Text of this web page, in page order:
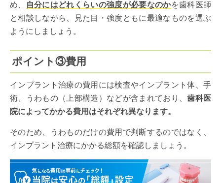
め、
自分にはどれくらいの強度が必要なのかを歯科医師
と相談しながら、見た目・強度ともに最適なものを選ぶ
ようにしましょう。
ポイント③費用
インプラント治療の費用には検査やインプラント体、手
術、うわもの（上部構造）などが含まれており、歯科医
院によってかかる費用はそれぞれ異なります。
そのため、うわものだけの費用で判断するのではなく、
インプラント治療にかかる総額を確認しましょう。